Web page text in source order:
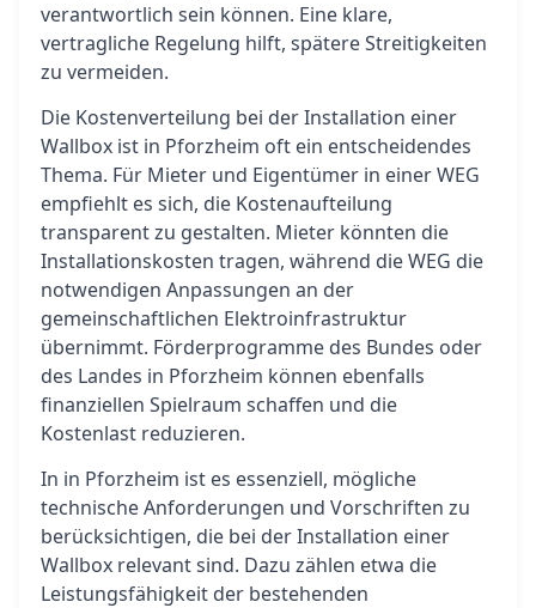
verantwortlich sein können. Eine klare,
vertragliche Regelung hilft, spätere Streitigkeiten
zu vermeiden.
Die Kostenverteilung bei der Installation einer
Wallbox ist in Pforzheim oft ein entscheidendes
Thema. Für Mieter und Eigentümer in einer WEG
empfiehlt es sich, die Kostenaufteilung
transparent zu gestalten. Mieter könnten die
Installationskosten tragen, während die WEG die
notwendigen Anpassungen an der
gemeinschaftlichen Elektroinfrastruktur
übernimmt. Förderprogramme des Bundes oder
des Landes in Pforzheim können ebenfalls
finanziellen Spielraum schaffen und die
Kostenlast reduzieren.
In in Pforzheim ist es essenziell, mögliche
technische Anforderungen und Vorschriften zu
berücksichtigen, die bei der Installation einer
Wallbox relevant sind. Dazu zählen etwa die
Leistungsfähigkeit der bestehenden